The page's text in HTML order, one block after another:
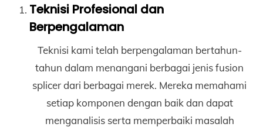
Teknisi Profesional dan
Berpengalaman
Teknisi kami telah berpengalaman bertahun-
tahun dalam menangani berbagai jenis fusion
splicer dari berbagai merek. Mereka memahami
setiap komponen dengan baik dan dapat
menganalisis serta memperbaiki masalah